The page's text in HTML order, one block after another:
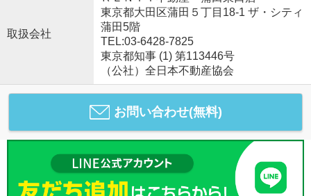
取扱会社
東京都大田区蒲田５丁目18-1 ザ・シティ
蒲田5階
TEL:03-6428-7825
東京都知事 (1) 第113446号
（公社）全日本不動産協会
お問い合わせ(無料)